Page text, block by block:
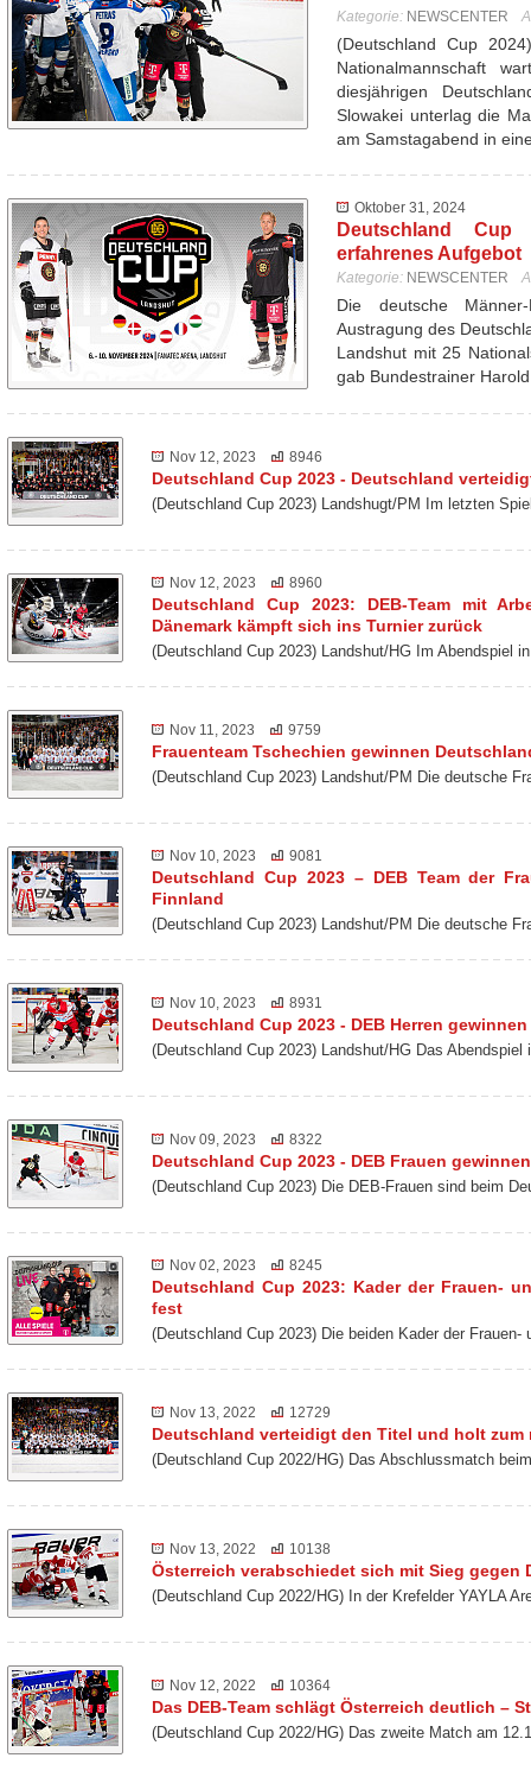
Kategorie: NEWSCENTER
(Deutschland Cup
Nationalmannschaft
diesjährigen
Slowakei unterlag die
am Samstagabend in
Oktober 31, 2024
Deutschland
erfahrenes Aufgebot
Kategorie: NEWSCENTER
Die deutsche
Austragung des
Landshut mit 25
gab Bundestrainer
Nov 12, 2023 8946
Deutschland Cup 2023 - Deutschland
(Deutschland Cup 2023) Landshugt/PM Im letzten
Nov 12, 2023 8960
Deutschland Cup 2023: DEB-Team mit
Dänemark kämpft sich ins Turnier zurück
(Deutschland Cup 2023) Landshut/HG Im Abendspiel
Nov 11, 2023 9759
Frauenteam Tschechien gewinnen
(Deutschland Cup 2023) Landshut/PM Die deutsche
Nov 10, 2023 9081
Deutschland Cup 2023 – DEB Team der
Finnland
(Deutschland Cup 2023) Landshut/PM Die deutsche
Nov 10, 2023 8931
Deutschland Cup 2023 - DEB Herren
(Deutschland Cup 2023) Landshut/HG Das
Nov 09, 2023 8322
Deutschland Cup 2023 - DEB Frauen
(Deutschland Cup 2023) Die DEB-Frauen sind beim
Nov 02, 2023 8245
Deutschland Cup 2023: Kader der Frauen-
fest
(Deutschland Cup 2023) Die beiden Kader der
Nov 13, 2022 12729
Deutschland verteidigt den Titel und holt
(Deutschland Cup 2022/HG) Das Abschlussmatch
Nov 13, 2022 10138
Österreich verabschiedet sich mit Sieg gegen
(Deutschland Cup 2022/HG) In der Krefelder YAYLA
Nov 12, 2022 10364
Das DEB-Team schlägt Österreich deutlich –
(Deutschland Cup 2022/HG) Das zweite Match am